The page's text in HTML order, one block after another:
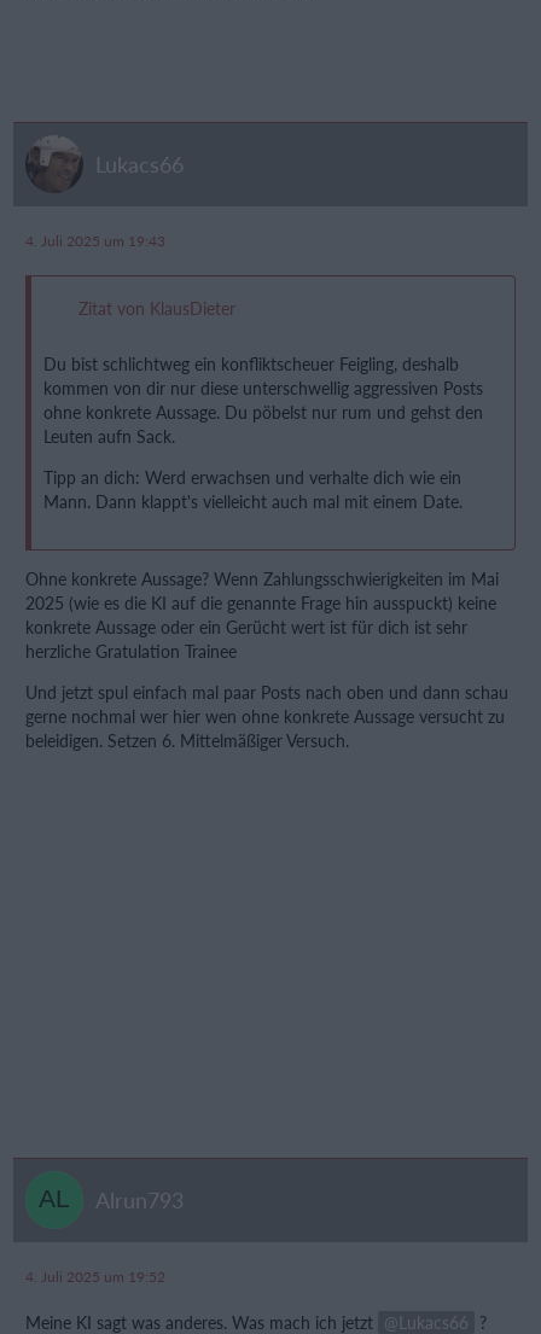
Lukacs66
4. Juli 2025 um 19:43
Zitat von KlausDieter
Du bist schlichtweg ein konfliktscheuer Feigling, deshalb
kommen von dir nur diese unterschwellig aggressiven Posts
ohne konkrete Aussage. Du pöbelst nur rum und gehst den
Leuten aufn Sack.
Tipp an dich: Werd erwachsen und verhalte dich wie ein
Mann. Dann klappt's vielleicht auch mal mit einem Date.
Ohne konkrete Aussage? Wenn Zahlungsschwierigkeiten im Mai
2025 (wie es die KI auf die genannte Frage hin ausspuckt) keine
konkrete Aussage oder ein Gerücht wert ist für dich ist sehr
herzliche Gratulation Trainee
Und jetzt spul einfach mal paar Posts nach oben und dann schau
gerne nochmal wer hier wen ohne konkrete Aussage versucht zu
beleidigen. Setzen 6. Mittelmäßiger Versuch.
Alrun793
4. Juli 2025 um 19:52
Meine KI sagt was anderes. Was mach ich jetzt Lukacs66
?